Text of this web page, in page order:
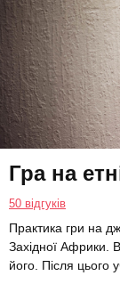
Гра на
50 відгуків
Практика гри на
Західної Африки.
його. Після цього